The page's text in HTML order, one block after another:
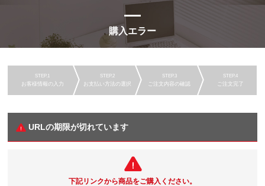
購入エラー
お客様情報の入力 お支払い方法の選択 ご注文内容の確認 ご注文完了
URLの期限が切れています
下記リンクから商品をご購入ください。